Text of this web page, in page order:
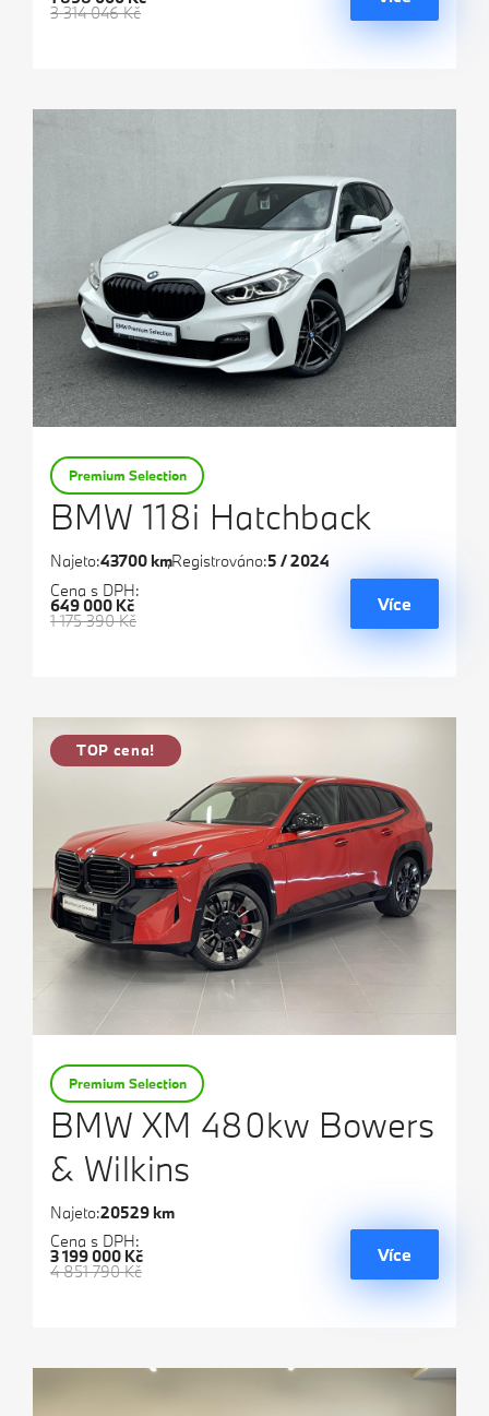
3 314 046 Kč
BMW 118i Hatchback
Premium Selection
Najeto:43700 kmRegistrováno:5 / 2024
Cena s DPH:
1 175 390 Kč
649 000 Kč Více
TOP cena!
BMW XM 480kw Bowers
& Wilkins
Premium Selection
Najeto:20529 km
Cena s DPH:
4 851 790 Kč
3 199 000 Kč Více